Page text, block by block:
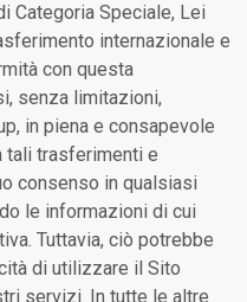
Categoria Speciale, Lei
internazionale e
con questa
senza limitazioni,
in piena e consapevole
tali trasferimenti e
consenso in qualsiasi
le informazioni di cui
Tuttavia, ciò potrebbe
di utilizzare il Sito
servizi. In tutte le altre